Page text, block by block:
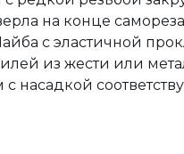
на конце самореза
с эластичной
из жести или
насадкой